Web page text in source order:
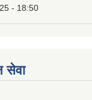
- 18:50
सेवा